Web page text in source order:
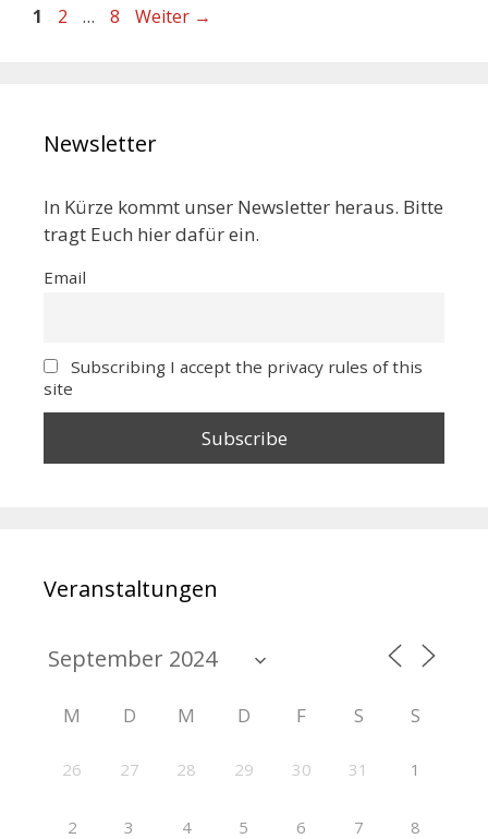
1 2 … 8 Weiter →
Newsletter
In Kürze kommt unser Newsletter heraus. Bitte
tragt Euch hier dafür ein.
Email
Subscribing I accept the privacy rules of this
site
Veranstaltungen
M D M D F S S
26 27 28 29 30 31 1
2 3 4 5 6 7 8